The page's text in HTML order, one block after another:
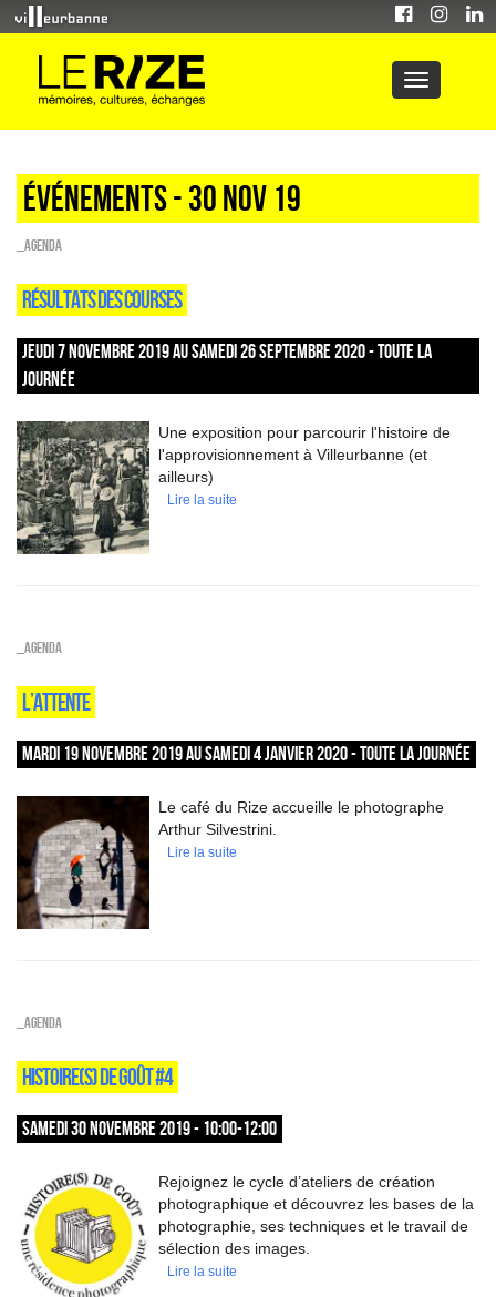
Événements - 30 Nov 19
_Agenda
RÉSULTATS DES COURSES
JEUDI 7 NOVEMBRE 2019 AU SAMEDI 26 SEPTEMBRE 2020 - TOUTE LA
JOURNÉE
Une exposition pour parcourir l'histoire de
l'approvisionnement à Villeurbanne (et
ailleurs)
Lire la suite
_Agenda
L’ATTENTE
MARDI 19 NOVEMBRE 2019 AU SAMEDI 4 JANVIER 2020 - TOUTE LA JOURNÉE
Le café du Rize accueille le photographe
Arthur Silvestrini.
Lire la suite
_Agenda
HISTOIRE(S) DE GOÛT #4
SAMEDI 30 NOVEMBRE 2019 - 10:00-12:00
Rejoignez le cycle d’ateliers de création
photographique et découvrez les bases de la
photographie, ses techniques et le travail de
sélection des images.
Lire la suite